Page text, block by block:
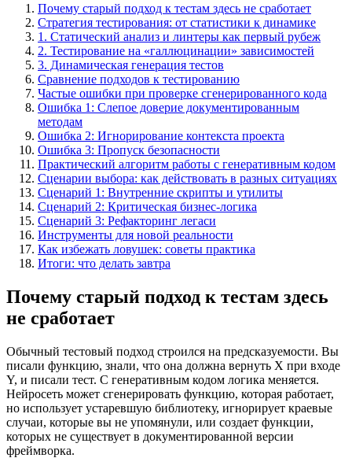
Почему старый подход к тестам здесь не сработает
Стратегия тестирования: от статистики к динамике
1. Статический анализ и линтеры как первый рубеж
2. Тестирование на «галлюцинации» зависимостей
3. Динамическая генерация тестов
Сравнение подходов к тестированию
Частые ошибки при проверке сгенерированного кода
Ошибка 1: Слепое доверие документированным
методам
Ошибка 2: Игнорирование контекста проекта
Ошибка 3: Пропуск безопасности
Практический алгоритм работы с генеративным кодом
Сценарии выбора: как действовать в разных ситуациях
Сценарий 1: Внутренние скрипты и утилиты
Сценарий 2: Критическая бизнес-логика
Сценарий 3: Рефакторинг легаси
Инструменты для новой реальности
Как избежать ловушек: советы практика
Итоги: что делать завтра
Почему старый подход к тестам здесь
не сработает
Обычный тестовый подход строился на предсказуемости. Вы
писали функцию, знали, что она должна вернуть X при входе
Y, и писали тест. С генеративным кодом логика меняется.
Нейросеть может сгенерировать функцию, которая работает,
но использует устаревшую библиотеку, игнорирует краевые
случаи, которые вы не упомянули, или создает функции,
которых не существует в документированной версии
фреймворка.